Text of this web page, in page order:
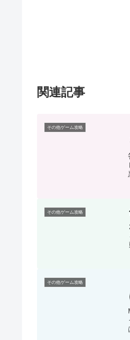
関連記事
その他ゲーム攻略
その他ゲーム攻略
その他ゲーム攻略